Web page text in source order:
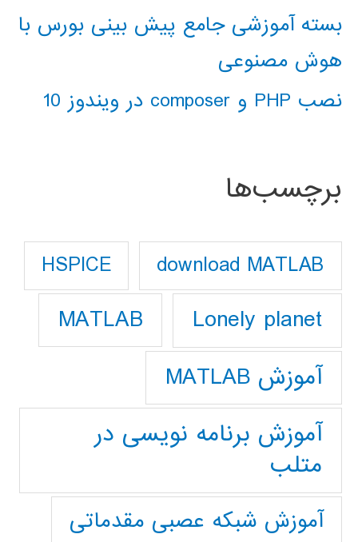
بسته آموزشی جامع پیش بینی بورس با
هوش مصنوعی
نصب PHP و composer در ویندوز 10
برچسب‌ها
download MATLAB
HSPICE
Lonely planet
MATLAB
آموزش MATLAB
آموزش برنامه نویسی در
متلب
آموزش شبکه عصبی مقدماتی